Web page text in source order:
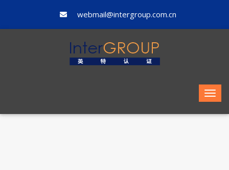
webmail@intergroup.com.cn